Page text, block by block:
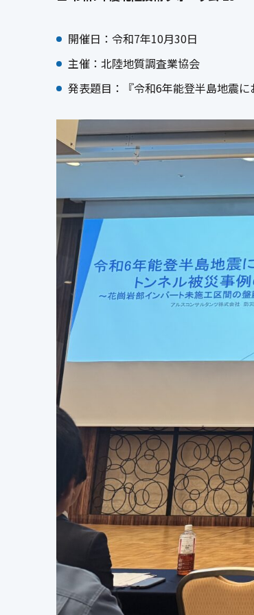
開催日：令和7年10月30日
主催：北陸地質調査業協会
発表題目：『令和6年能登半島地震